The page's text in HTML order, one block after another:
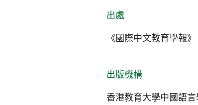
出處
《國際中文教育學報
出版機構
香港教育大學中國語